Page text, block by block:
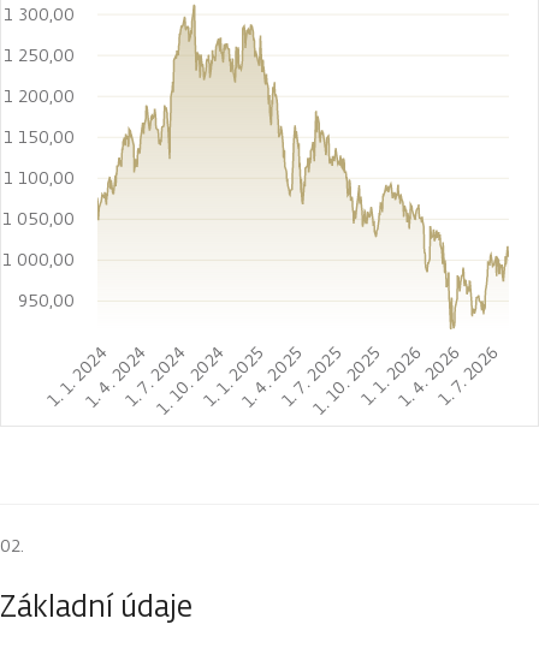
1. 1. 20241. 4. 20241. 7. 2024
1. 10. 20241. 1. 20251. 4. 20251. 7. 2025
1. 10. 20251. 1. 20261. 4. 20261. 7. 2026
950,00
1 000,00
1 050,00
1 100,00
1 150,00
1 200,00
1 250,00
1 300,00
Základní údaje